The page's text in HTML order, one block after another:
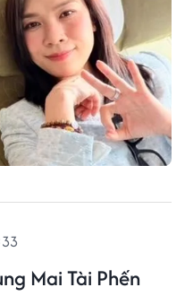
Mai Tài Phến